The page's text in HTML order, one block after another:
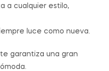
a cualquier estilo,
luce como nueva.
garantiza una gran